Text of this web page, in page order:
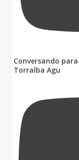
Conversando
Torralba Agu